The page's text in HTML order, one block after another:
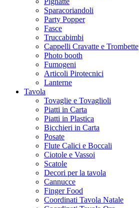
Sparacoriandoli
Party Popper
Fasce
Truccabimbi
Cappelli Cravatte e Trombette
Photo booth
Fumogeni
Articoli Pirotecnici
Lanterne
Tavola
Tovaglie e Tovaglioli
Piatti in Carta
Piatti in Plastica
Bicchieri in Carta
Posate
Flute Calici e Boccali
Ciotole e Vassoi
Scatole
Decori per la tavola
Cannucce
Finger Food
Coordinati Tavola Natale